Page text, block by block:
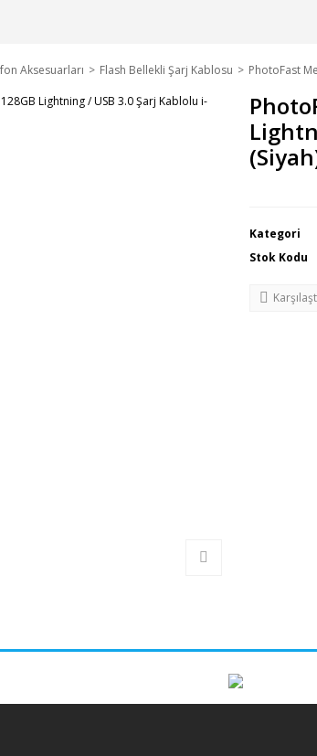
Aksesuarları Flash Bellekli Şarj Kablosu PhotoFast
Kategori
Stok Kodu